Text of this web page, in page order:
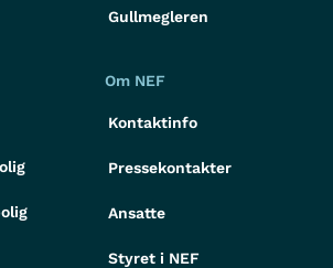
Gullmegleren
Om NEF
Kontaktinfo
Pressekontakter
Ansatte
Styret i NEF